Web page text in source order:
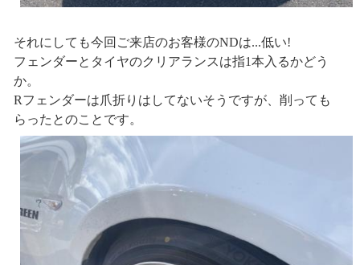
それにしても今回ご来店のお客様のNDは...低い!
フェンダーとタイヤのクリアランスは指1本入るかどう
か。
Rフェンダーは爪折りはしてないそうですが、削っても
らったとのことです。